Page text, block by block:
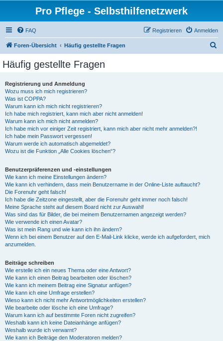
Pro Pflege - Selbsthilfenetzwerk
FAQ Anmelden
Registrieren
Foren-Übersicht Häufig gestellte Fragen
Häufig gestellte Fragen
Registrierung und Anmeldung
Wozu muss ich mich registrieren?
Was ist COPPA?
Warum kann ich mich nicht registrieren?
Ich habe mich registriert, kann mich aber nicht anmelden!
Warum kann ich mich nicht anmelden?
Ich habe mich vor einiger Zeit registriert, kann mich aber nicht mehr anmelden?!
Ich habe mein Passwort vergessen!
Warum werde ich automatisch abgemeldet?
Wozu ist die Funktion „Alle Cookies löschen“?
Benutzerpräferenzen und -einstellungen
Wie kann ich meine Einstellungen ändern?
Wie kann ich verhindern, dass mein Benutzername in der Online-Liste auftaucht?
Die Forenuhr geht falsch!
Ich habe die Zeitzone eingestellt, aber die Forenuhr geht immer noch falsch!
Meine Sprache steht auf diesem Board nicht zur Auswahl!
Was sind das für Bilder, die bei meinem Benutzernamen angezeigt werden?
Wie verwende ich einen Avatar?
Was ist mein Rang und wie kann ich ihn ändern?
Wenn ich bei einem Benutzer auf den E-Mail-Link klicke, werde ich aufgefordert, mich
anzumelden.
Beiträge schreiben
Wie erstelle ich ein neues Thema oder eine Antwort?
Wie kann ich einen Beitrag bearbeiten oder löschen?
Wie kann ich meinem Beitrag eine Signatur anfügen?
Wie kann ich eine Umfrage erstellen?
Wieso kann ich nicht mehr Antwortmöglichkeiten erstellen?
Wie bearbeite oder lösche ich eine Umfrage?
Warum kann ich auf bestimmte Foren nicht zugreifen?
Weshalb kann ich keine Dateianhänge anfügen?
Weshalb wurde ich verwarnt?
Wie kann ich Beiträge den Moderatoren melden?